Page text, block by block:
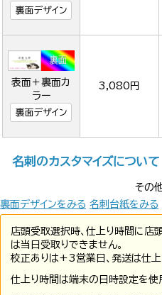
裏面デザイン
表面＋裏面カ
ラー
裏面デザイン
3,080円
名刺のカスタマイズについて
その
裏面デザインをみる 名刺台紙をみる
店頭受取選択時、仕上り時間に店
は当日受取りできません。
校正ありは+3営業日、発送は仕上
仕上り時間は端末の日時設定を使